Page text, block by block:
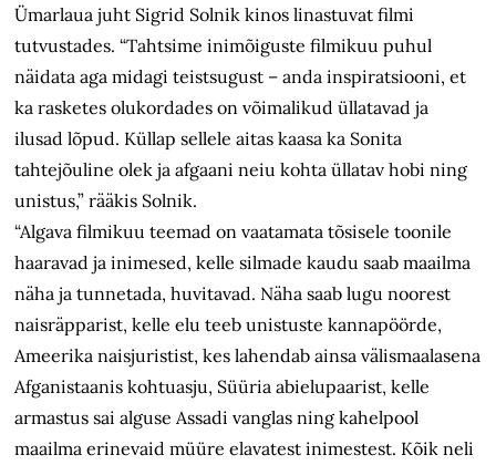
Ümarlaua juht Sigrid Solnik kinos linastuvat filmi
tutvustades. “Tahtsime inimõiguste filmikuu puhul
näidata aga midagi teistsugust – anda inspiratsiooni, et
ka rasketes olukordades on võimalikud üllatavad ja
ilusad lõpud. Küllap sellele aitas kaasa ka Sonita
tahtejõuline olek ja afgaani neiu kohta üllatav hobi ning
unistus,” rääkis Solnik.
“Algava filmikuu teemad on vaatamata tõsisele toonile
haaravad ja inimesed, kelle silmade kaudu saab maailma
näha ja tunnetada, huvitavad. Näha saab lugu noorest
naisräpparist, kelle elu teeb unistuste kannapöörde,
Ameerika naisjuristist, kes lahendab ainsa välismaalasena
Afganistaanis kohtuasju, Süüria abielupaarist, kelle
armastus sai alguse Assadi vanglas ning kahelpool
maailma erinevaid müüre elavatest inimestest. Kõik neli